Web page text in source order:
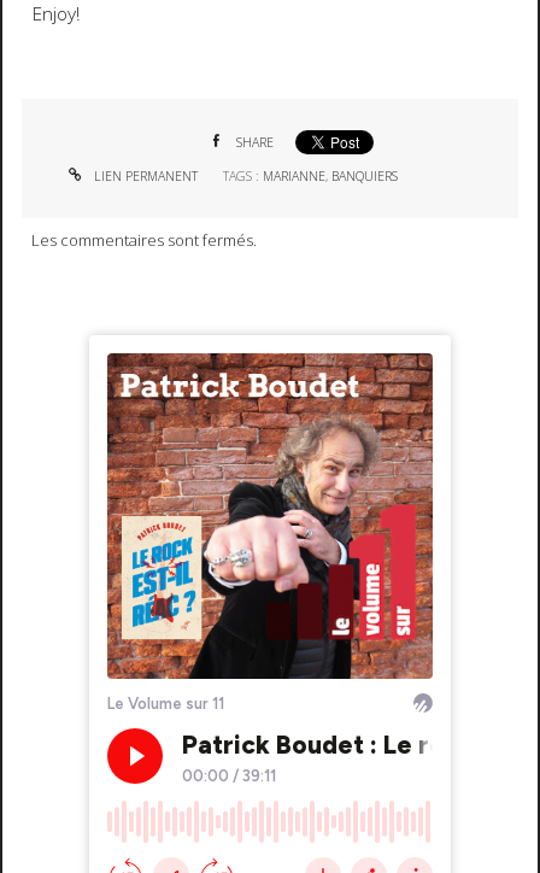
Enjoy!
SHARE
LIEN PERMANENT TAGS : MARIANNE, BANQUIERS
Les commentaires sont fermés.